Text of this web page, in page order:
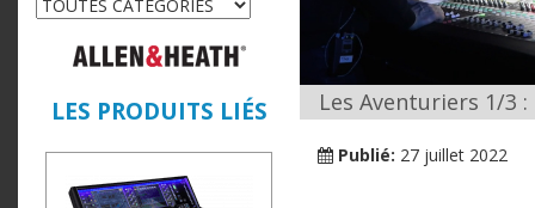
LES PRODUITS LIÉS Les Aventuriers 1/3
Publié: 27 juillet 2022